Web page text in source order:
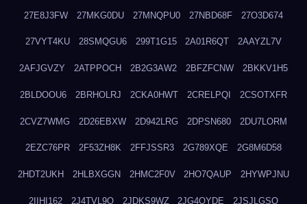
27E8J3FW 27MKG0DU 27MNQPU0 27NBD68F 27O3D674
27VYT4KU 28SMQGU6 299T1G15 2A01R6QT 2AAYZL7V
2AFJGVZY 2ATPPOCH 2B2G3AW2 2BFZFCNW 2BKKV1H5
2BLDOOU6 2BRHOLRJ 2CKA0HWT 2CRELPQI 2CSOTXFR
2CVZ7WMG 2D26EBXW 2D942LRG 2DPSN680 2DU7LORM
2EZC76PR 2F53ZH8K 2FFJSSR3 2G789XQE 2G8M6D58
2HDT2UKH 2HLBXGGN 2HMC2F0V 2HO7QAUP 2HYWPJNU
2IIHI162 2J4TVL9Q 2JDKS9WZ 2JG4QYDE 2JSJLGSQ